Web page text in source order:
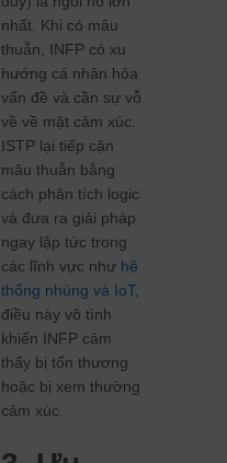
nhất. Khi có mâu
thuẫn, INFP có xu
hướng cá nhân hóa
vấn đề và cần sự vỗ
về về mặt cảm xúc.
ISTP lại tiếp cận
mâu thuẫn bằng
cách phân tích logic
và đưa ra giải pháp
ngay lập tức trong
các lĩnh vực như hệ
thống nhúng và IoT,
điều này vô tình
khiến INFP cảm
thấy bị tổn thương
hoặc bị xem thường
cảm xúc.